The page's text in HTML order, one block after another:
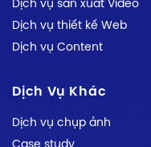
Dịch vụ sản xuất Video
Dịch vụ thiết kế Web
Dịch vụ Content
Dịch Vụ Khác
Dịch vụ chụp ảnh